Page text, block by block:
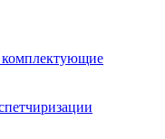
комплектующие